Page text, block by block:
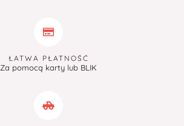
ŁATWA PŁATNOŚĆ
Za pomocą karty lub BLIK